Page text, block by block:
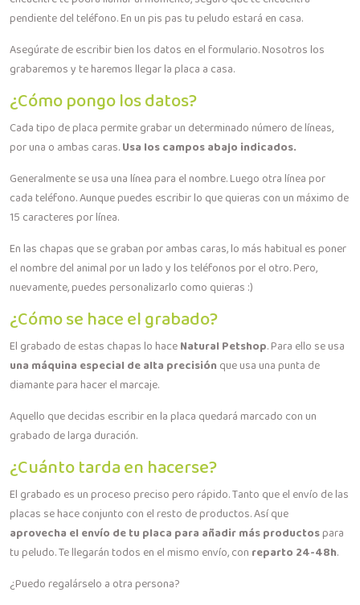
pendiente del teléfono. En un pis pas tu peludo estará en casa.
Asegúrate de escribir bien los datos en el formulario. Nosotros los
grabaremos y te haremos llegar la placa a casa.
¿Cómo pongo los datos?
Cada tipo de placa permite grabar un determinado número de líneas,
por una o ambas caras.Usa los campos abajo indicados.
Generalmente se usa una línea para el nombre. Luego otra línea por
cada teléfono. Aunque puedes escribir lo que quieras con un máximo de
15 caracteres por línea.
En las chapas que se graban por ambas caras, lo más habitual es poner
el nombre del animal por un lado y los teléfonos por el otro. Pero,
nuevamente, puedes personalizarlo como quieras :)
¿Cómo se hace el grabado?
El grabado de estas chapas lo haceNatural Petshop. Para ello se usa
una máquina especial de alta precisiónque usa una punta de
diamante para hacer el marcaje.
Aquello que decidas escribir en la placa quedará marcado con un
grabado de larga duración.
¿Cuánto tarda en hacerse?
El grabado es un proceso preciso pero rápido. Tanto que el envío de las
placas se hace conjunto con el resto de productos. Así que
aprovecha el envío de tu placa para añadir más productospara
tu peludo. Te llegarán todos en el mismo envío, con reparto 24-48h.
¿Puedo regalárselo a otra persona?